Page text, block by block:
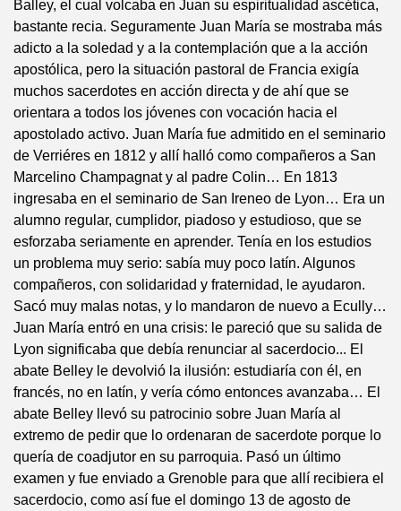
Balley, el cual volcaba en Juan su espiritualidad ascética,
bastante recia. Seguramente Juan María se mostraba más
adicto a la soledad y a la contemplación que a la acción
apostólica, pero la situación pastoral de Francia exigía
muchos sacerdotes en acción directa y de ahí que se
orientara a todos los jóvenes con vocación hacia el
apostolado activo. Juan María fue admitido en el seminario
de Verriéres en 1812 y allí halló como compañeros a San
Marcelino Champagnat y al padre Colin… En 1813
ingresaba en el seminario de San Ireneo de Lyon… Era un
alumno regular, cumplidor, piadoso y estudioso, que se
esforzaba seriamente en aprender. Tenía en los estudios
un problema muy serio: sabía muy poco latín. Algunos
compañeros, con solidaridad y fraternidad, le ayudaron.
Sacó muy malas notas, y lo mandaron de nuevo a Ecully…
Juan María entró en una crisis: le pareció que su salida de
Lyon significaba que debía renunciar al sacerdocio... El
abate Belley le devolvió la ilusión: estudiaría con él, en
francés, no en latín, y vería cómo entonces avanzaba… El
abate Belley llevó su patrocinio sobre Juan María al
extremo de pedir que lo ordenaran de sacerdote porque lo
quería de coadjutor en su parroquia. Pasó un último
examen y fue enviado a Grenoble para que allí recibiera el
sacerdocio, como así fue el domingo 13 de agosto de